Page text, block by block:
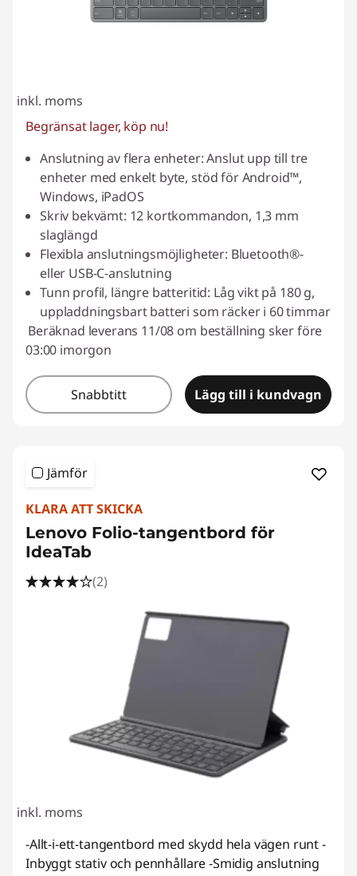
inkl. moms
Begränsat lager, köp nu!
Anslutning av flera enheter: Anslut upp till tre
enheter med enkelt byte, stöd för Android™,
Windows, iPadOS
Skriv bekvämt: 12 kortkommandon, 1,3 mm
slaglängd
Flexibla anslutningsmöjligheter: Bluetooth®-
eller USB-C-anslutning
Tunn profil, längre batteritid: Låg vikt på 180 g,
uppladdningsbart batteri som räcker i 60 timmar
Beräknad leverans 11/08 om beställning sker före
03:00 imorgon
Snabbtitt Lägg till i kundvagn
Jämför
KLARA ATT SKICKA
Lenovo Folio-tangentbord för
IdeaTab
(2)
inkl. moms
-Allt-i-ett-tangentbord med skydd hela vägen runt -
Inbyggt stativ och pennhållare -Smidig anslutning